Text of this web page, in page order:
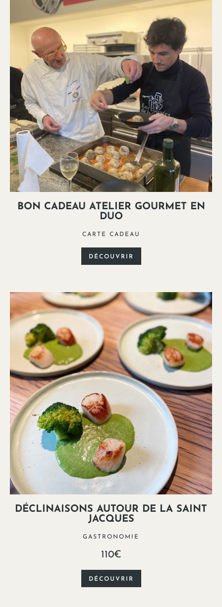
BON CADEAU ATELIER GOURMET EN
DUO
CARTE CADEAU
DÉCOUVRIR
DÉCLINAISONS AUTOUR DE LA SAINT
JACQUES
GASTRONOMIE
110€
DÉCOUVRIR